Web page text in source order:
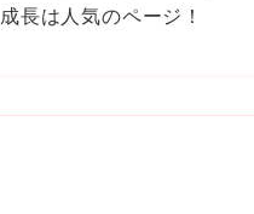
成長は人気のページ！